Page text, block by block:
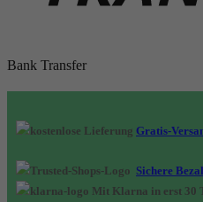
Bank Transfer
Gratis-
Sichere
Mit Klarna in erst 30